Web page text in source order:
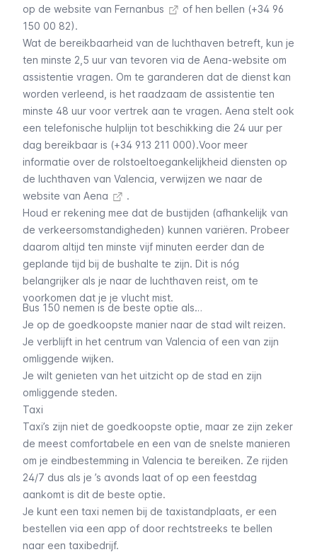
op de website van Fernanbus
of hen bellen (+34 96
150 00 82).
Wat de bereikbaarheid van de luchthaven betreft, kun je
ten minste 2,5 uur van tevoren via de Aena-website om
assistentie vragen. Om te garanderen dat de dienst kan
worden verleend, is het raadzaam de assistentie ten
minste 48 uur voor vertrek aan te vragen. Aena stelt ook
een telefonische hulplijn tot beschikking die 24 uur per
dag bereikbaar is (+34 913 211 000).Voor meer
informatie over de rolstoeltoegankelijkheid diensten op
de luchthaven van Valencia, verwijzen we naar de
website van Aena
.
Houd er rekening mee dat de bustijden (afhankelijk van
de verkeersomstandigheden) kunnen variëren. Probeer
daarom altijd ten minste vijf minuten eerder dan de
geplande tijd bij de bushalte te zijn. Dit is nóg
belangrijker als je naar de luchthaven reist, om te
voorkomen dat je je vlucht mist.
Bus 150 nemen is de beste optie als…
Je op de goedkoopste manier naar de stad wilt reizen.
Je verblijft in het centrum van Valencia of een van zijn
omliggende wijken.
Je wilt genieten van het uitzicht op de stad en zijn
omliggende steden.
Taxi
Taxi’s zijn niet de goedkoopste optie, maar ze zijn zeker
de meest comfortabele en een van de snelste manieren
om je eindbestemming in Valencia te bereiken. Ze rijden
24/7 dus als je ’s avonds laat of op een feestdag
aankomt is dit de beste optie.
Je kunt een taxi nemen bij de taxistandplaats, er een
bestellen via een app of door rechtstreeks te bellen
naar een taxibedrijf.